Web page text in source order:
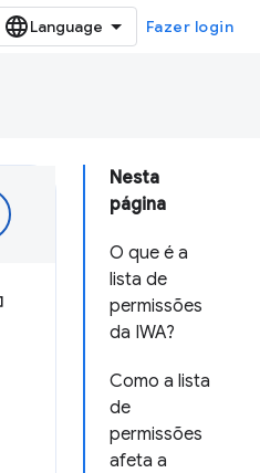
Fazer login
Nesta
página
O que é a
lista de
permissões
da IWA?
Como a lista
de
permissões
afeta a